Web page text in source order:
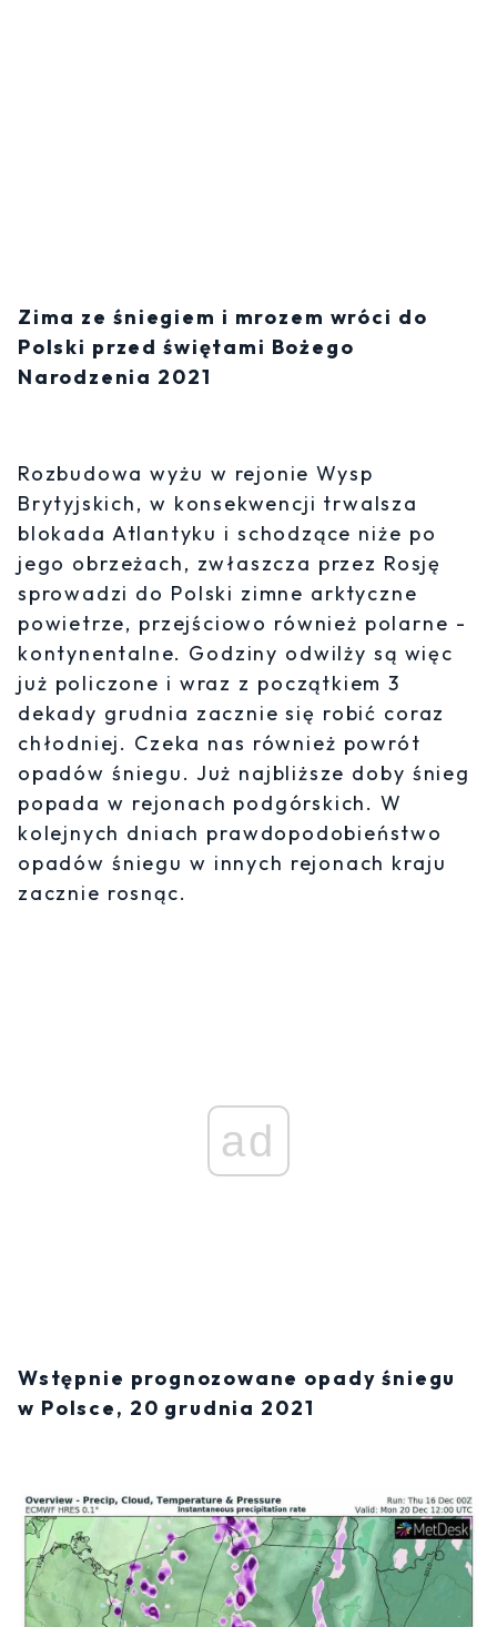
Zima ze śniegiem i mrozem wróci do
Polski przed świętami Bożego
Narodzenia 2021
Rozbudowa wyżu w rejonie Wysp
Brytyjskich, w konsekwencji trwalsza
blokada Atlantyku i schodzące niże po
jego obrzeżach, zwłaszcza przez Rosję
sprowadzi do Polski zimne arktyczne
powietrze, przejściowo również polarne -
kontynentalne. Godziny odwilży są więc
już policzone i wraz z początkiem 3
dekady grudnia zacznie się robić coraz
chłodniej. Czeka nas również powrót
opadów śniegu. Już najbliższe doby śnieg
popada w rejonach podgórskich. W
kolejnych dniach prawdopodobieństwo
opadów śniegu w innych rejonach kraju
zacznie rosnąc.
ad
Wstępnie prognozowane opady śniegu
w Polsce, 20 grudnia 2021